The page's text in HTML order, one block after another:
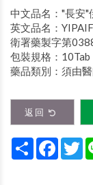
中文品名："長安"
英文品名：
衛署藥製字第
包裝規格：10Tab
藥品類別：須由
返回
Share